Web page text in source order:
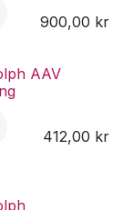
900,00 kr
AAV
412,00 kr